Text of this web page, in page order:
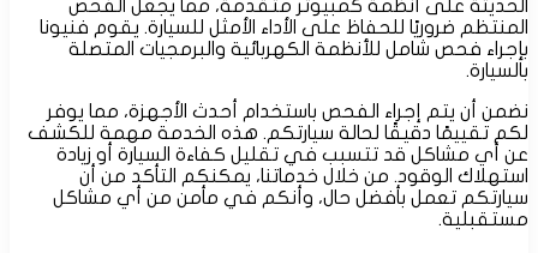
الحديثة على أنظمة كمبيوتر متقدمة، مما يجعل الفحص
المنتظم ضروريًا للحفاظ على الأداء الأمثل للسيارة. يقوم فنيونا
بإجراء فحص شامل للأنظمة الكهربائية والبرمجيات المتصلة
بالسيارة.
نضمن أن يتم إجراء الفحص باستخدام أحدث الأجهزة، مما يوفر
لكم تقييمًا دقيقًا لحالة سيارتكم. هذه الخدمة مهمة للكشف
عن أي مشاكل قد تتسبب في تقليل كفاءة السيارة أو زيادة
استهلاك الوقود. من خلال خدماتنا، يمكنكم التأكد من أن
سيارتكم تعمل بأفضل حال، وأنكم في مأمن من أي مشاكل
مستقبلية.